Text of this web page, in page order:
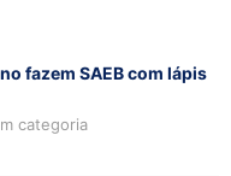
fazem SAEB com lápis
categoria